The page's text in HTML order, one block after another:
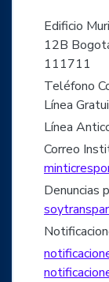
Edificio
12B
111711
Teléfono
Línea
Línea
Correo
Denuncias